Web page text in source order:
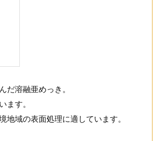
だ溶融亜めっき。
ます。
地域の表面処理に適しています。